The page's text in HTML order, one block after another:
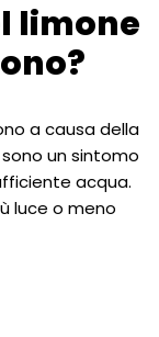
limone
a causa della
un sintomo
acqua.
luce o meno